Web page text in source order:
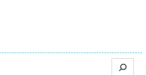
Search